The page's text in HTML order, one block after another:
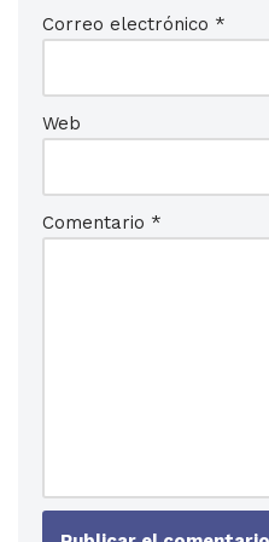
Correo electrónico *
Web
Comentario *